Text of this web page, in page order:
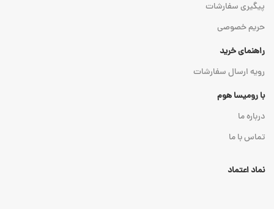
پیگیری سفارشات
حریم خصوصی
راهنمای خرید
رویه ارسال سفارشات
با رومیسا هوم
درباره ما
تماس با ما
نماد اعتماد